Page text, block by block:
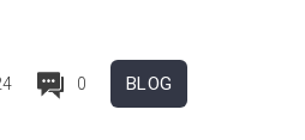
0 BLOG